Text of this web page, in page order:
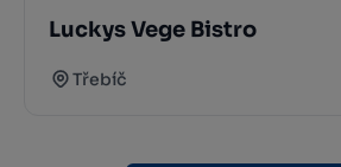
Luckys Vege Bistro
Třebíč